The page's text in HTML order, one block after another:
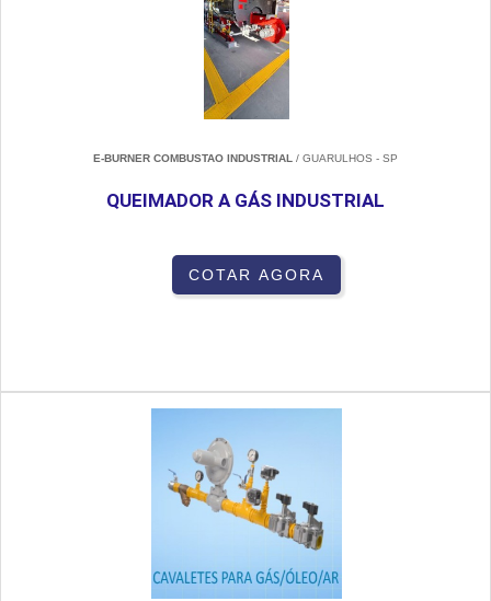
E-BURNER COMBUSTAO INDUSTRIAL / GUARULHOS - SP
QUEIMADOR A GÁS INDUSTRIAL
COTAR AGORA